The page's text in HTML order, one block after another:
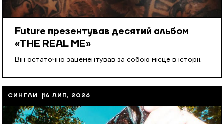
Future презентував десятий альбом
«THE REAL ME»
Він остаточно зацементував за собою місце в історії.
СИНГЛИ 14 ЛИП, 2026